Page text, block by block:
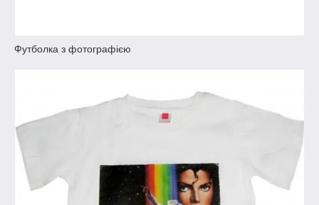
Футболка з фотографією